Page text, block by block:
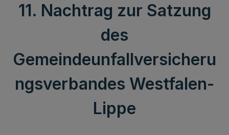
11. Nachtrag zur Satzung
des
Gemeindeunfallversicheru
ngsverbandes Westfalen-
Lippe